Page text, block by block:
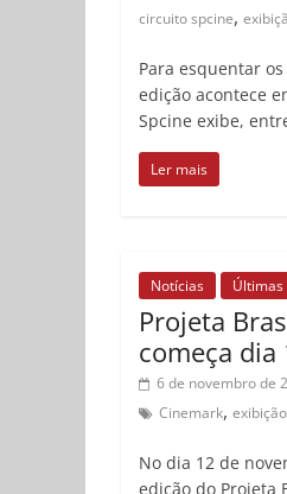
circuito spcine,
Para esquentar
edição acontece
Spcine exibe,
Ler mais
Notícias
Projeta
começa
6 de novembro de
Cinemark, exibição
No dia 12 de
edição do Projeta